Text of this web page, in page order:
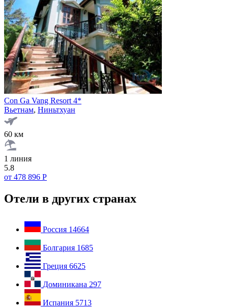
Con Ga Vang Resort 4*
Вьетнам, Ниньтхуан
60 км
1 линия
5.8
от 478 896 Р
Отели в других странах
Россия 14664
Болгария 1685
Греция 6625
Доминикана 297
Испания 5713